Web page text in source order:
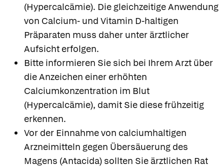
(Hypercalcämie). Die gleichzeitige Anwendung
von Calcium- und Vitamin D-haltigen
Präparaten muss daher unter ärztlicher
Aufsicht erfolgen.
Bitte informieren Sie sich bei Ihrem Arzt über
die Anzeichen einer erhöhten
Calciumkonzentration im Blut
(Hypercalcämie), damit Sie diese frühzeitig
erkennen.
Vor der Einnahme von calciumhaltigen
Arzneimitteln gegen Übersäuerung des
Magens (Antacida) sollten Sie ärztlichen Rat